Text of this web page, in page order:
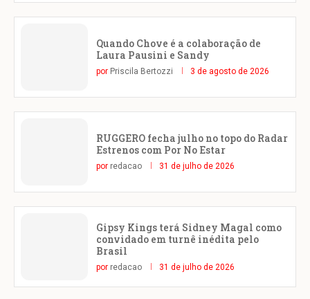
Quando Chove é a colaboração de
Laura Pausini e Sandy
por Priscila Bertozzi 3 de agosto de 2026
RUGGERO fecha julho no topo do Radar
Estrenos com Por No Estar
por redacao 31 de julho de 2026
Gipsy Kings terá Sidney Magal como
convidado em turnê inédita pelo
Brasil
por redacao 31 de julho de 2026